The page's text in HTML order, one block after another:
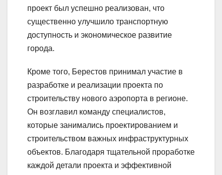
проект был успешно реализован, что
существенно улучшило транспортную
доступность и экономическое развитие
города.
Кроме того, Берестов принимал участие в
разработке и реализации проекта по
строительству нового аэропорта в регионе.
Он возглавил команду специалистов,
которые занимались проектированием и
строительством важных инфраструктурных
объектов. Благодаря тщательной проработке
каждой детали проекта и эффективной